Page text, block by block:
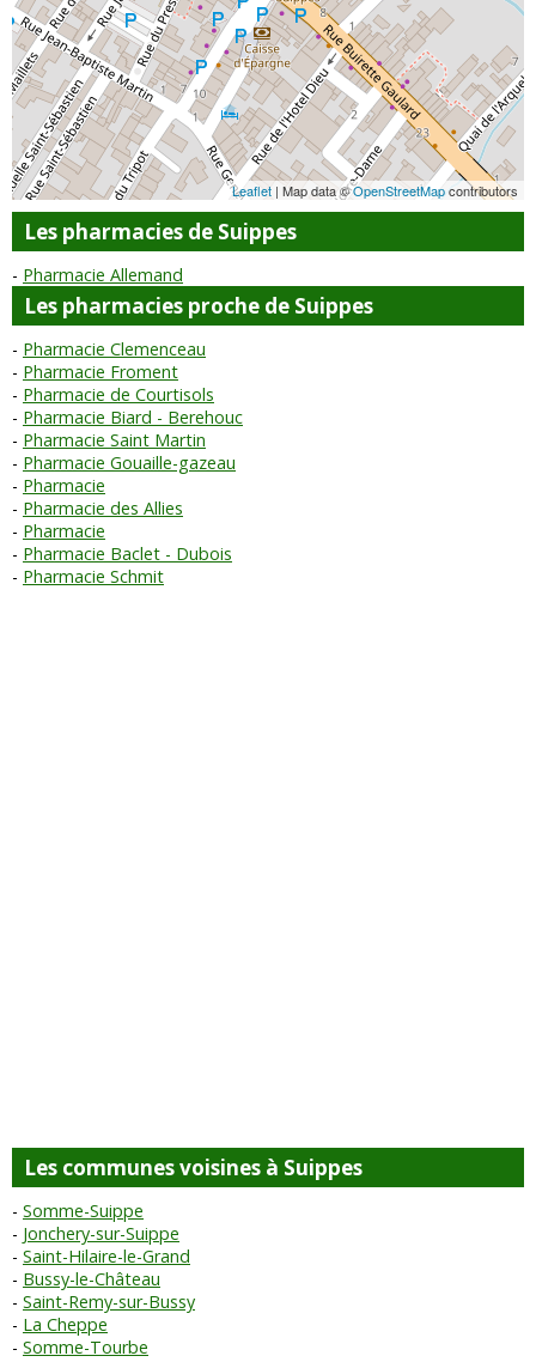
Leaflet | Map data ©OpenStreetMapcontributors
Les pharmacies de Suippes
Pharmacie Allemand
Les pharmacies proche de Suippes
Pharmacie Clemenceau
Pharmacie Froment
Pharmacie de Courtisols
Pharmacie Biard - Berehouc
Pharmacie Saint Martin
Pharmacie Gouaille-gazeau
Pharmacie
Pharmacie des Allies
Pharmacie
Pharmacie Baclet - Dubois
Pharmacie Schmit
Les communes voisines à Suippes
Somme-Suippe
Jonchery-sur-Suippe
Saint-Hilaire-le-Grand
Bussy-le-Château
Saint-Remy-sur-Bussy
La Cheppe
Somme-Tourbe